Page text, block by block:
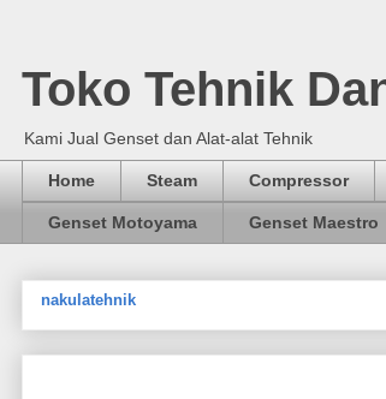
Toko Tehnik
Kami Jual Genset dan Alat-alat Tehnik
Home Steam Compressor
Genset Motoyama Genset Maestro
nakulatehnik